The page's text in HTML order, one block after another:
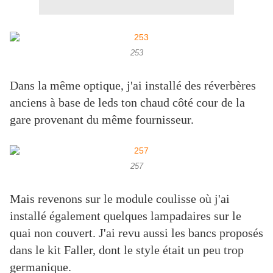
253
Dans la même optique, j'ai installé des réverbères
anciens à base de leds ton chaud côté cour de la
gare provenant du même fournisseur.
257
Mais revenons sur le module coulisse où j'ai
installé également quelques lampadaires sur le
quai non couvert. J'ai revu aussi les bancs proposés
dans le kit Faller, dont le style était un peu trop
germanique.